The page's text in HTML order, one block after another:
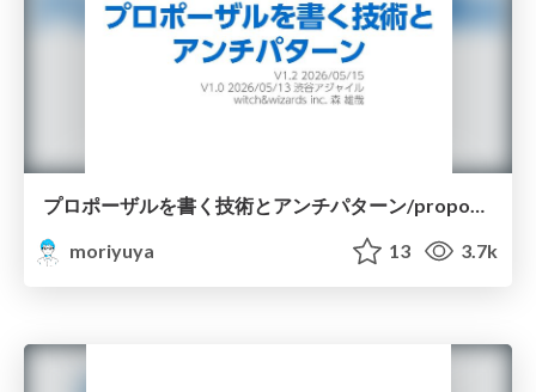
moriyuya
13 3.7k